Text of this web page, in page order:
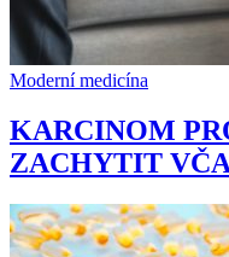
Moderní medicína
KARCINOM
ZACHYTIT